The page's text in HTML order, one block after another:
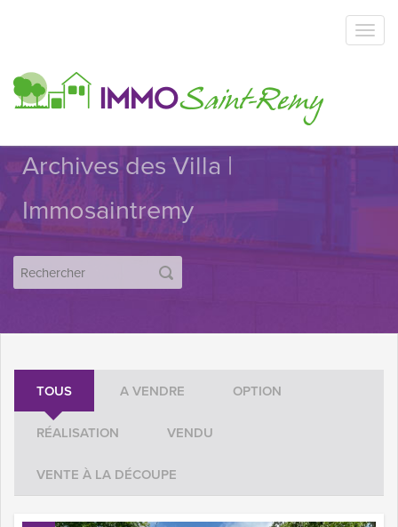
Archives des Villa |
Immosaintremy
TOUS A VENDRE OPTION
RÉALISATION VENDU
VENTE À LA DÉCOUPE